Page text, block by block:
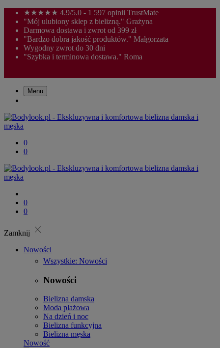
★★★★★ 4.9/5.0 - 1 597 opinii TrustMate
"Mój ulubiony sklep z bielizną." Grażyna
Darmowa dostawa i zwrot od 399 zł
"Bardzo dobra jakość produktów." Małgorzata
Wygodny zwrot do 30 dni
"Szybka i terminowa dostawa." Roma
Menu
0
0
0
0
Zamknij close
Nowości
Wszystkie: Nowości
Nowości
Bielizna damska
Moda plażowa
Na dzień i noc
Bielizna funkcyjna
Bielizna męska
Nowość